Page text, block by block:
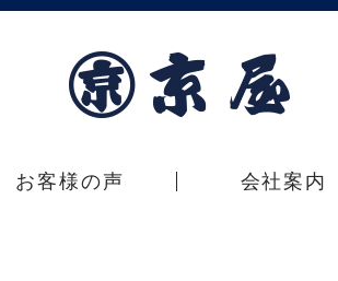
お客様の声 会社案内